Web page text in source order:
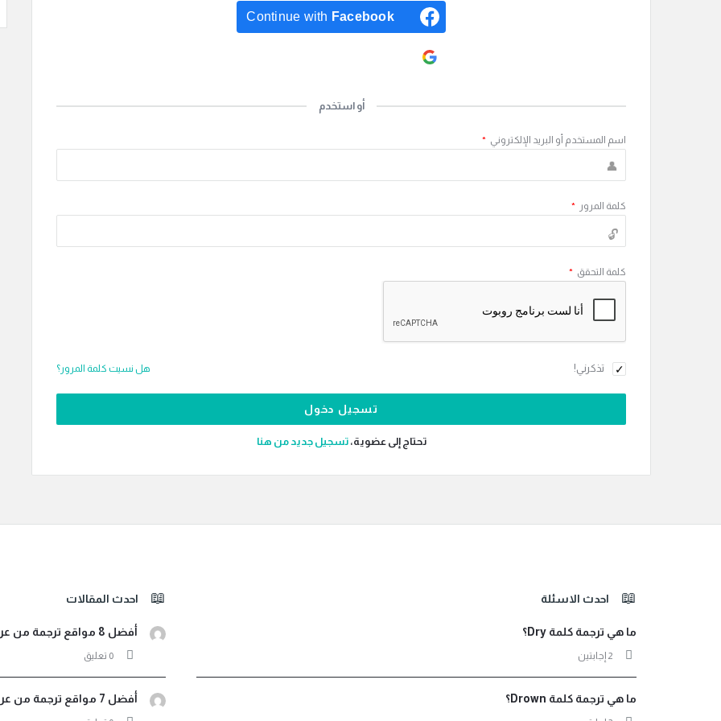
Continue with Facebook
أو استخدم
اسم المستخدم أو البريد الإلكتروني *
كلمة المرور *
كلمة التحقق *
تذكرني! هل نسيت كلمة المرور؟
تحتاج إلى عضوية،‫تسجيل جديد من هنا
الفوتراحدث الاسئلة
ما هي ترجمة كلمة Dry؟
‫2 إجابتين
ما هي ترجمة كلمة Drown؟
احدث المقالات
أفضل 8 مواقع ترجمة من عربي لأثيوبي صوت ونصوص مجانية
‫0 تعليق
أفضل 7 مواقع ترجمة من عربي إلى اندونيسيا فورية مجانية